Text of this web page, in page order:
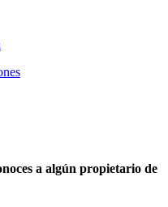
a algún propietario de